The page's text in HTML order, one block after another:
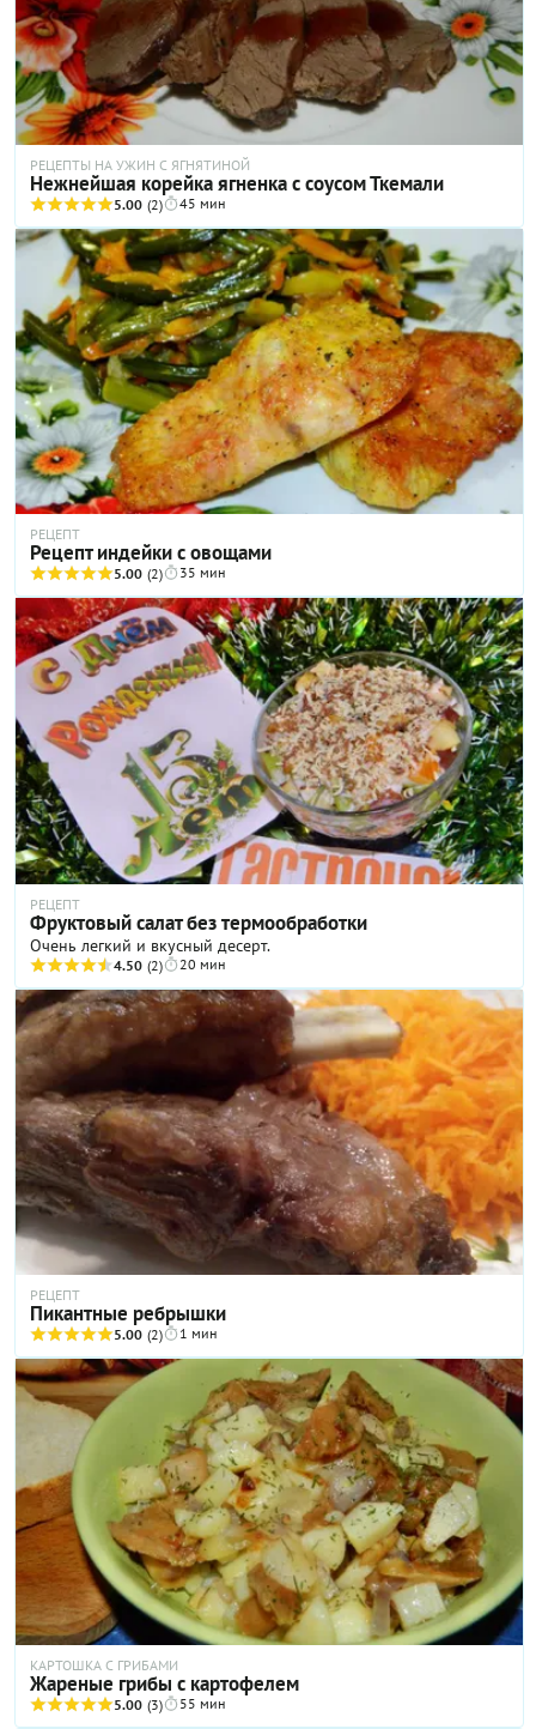
РЕЦЕПТЫ НА УЖИН С ЯГНЯТИНОЙ
Нежнейшая корейка ягненка с соусом Ткемали
5.00 (2) 45 мин
РЕЦЕПТ
Рецепт индейки с овощами
5.00 (2) 35 мин
РЕЦЕПТ
Фруктовый салат без термообработки
Очень легкий и вкусный десерт.
4.50 (2) 20 мин
РЕЦЕПТ
Пикантные ребрышки
5.00 (2) 1 мин
КАРТОШКА С ГРИБАМИ
Жареные грибы с картофелем
5.00 (3) 55 мин